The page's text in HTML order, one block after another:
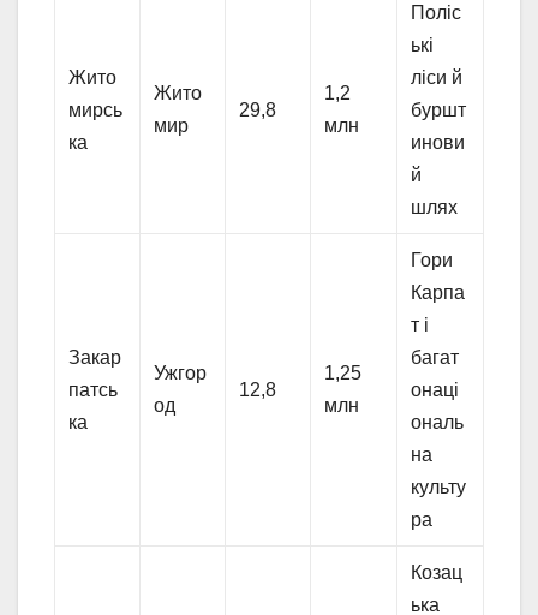
Жито
мирсь
ка
Жито
мир
29,8
1,2
млн
Поліс
ькі
ліси й
буршт
инови
й
шлях
Закар
патсь
ка
Ужгор
од
12,8
1,25
млн
Гори
Карпа
т і
багат
онаці
ональ
на
культу
ра
Козац
ька